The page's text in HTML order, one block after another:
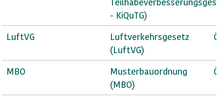
- KiQuTG)
LuftVG
Luftverkehrsgesetz
(LuftVG)
MBO
Musterbauordnung
(MBO)